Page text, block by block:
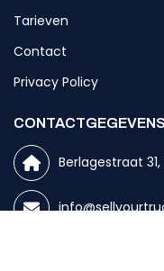
Tarieven
Contact
Privacy Policy
CONTACTGEGEVENS
Berlagestraat